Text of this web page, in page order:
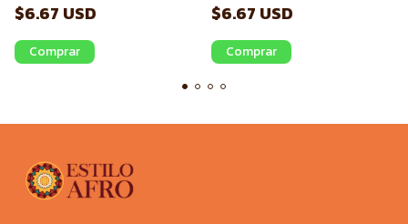
$6.67 USD
Comprar
$6.67 USD
Comprar